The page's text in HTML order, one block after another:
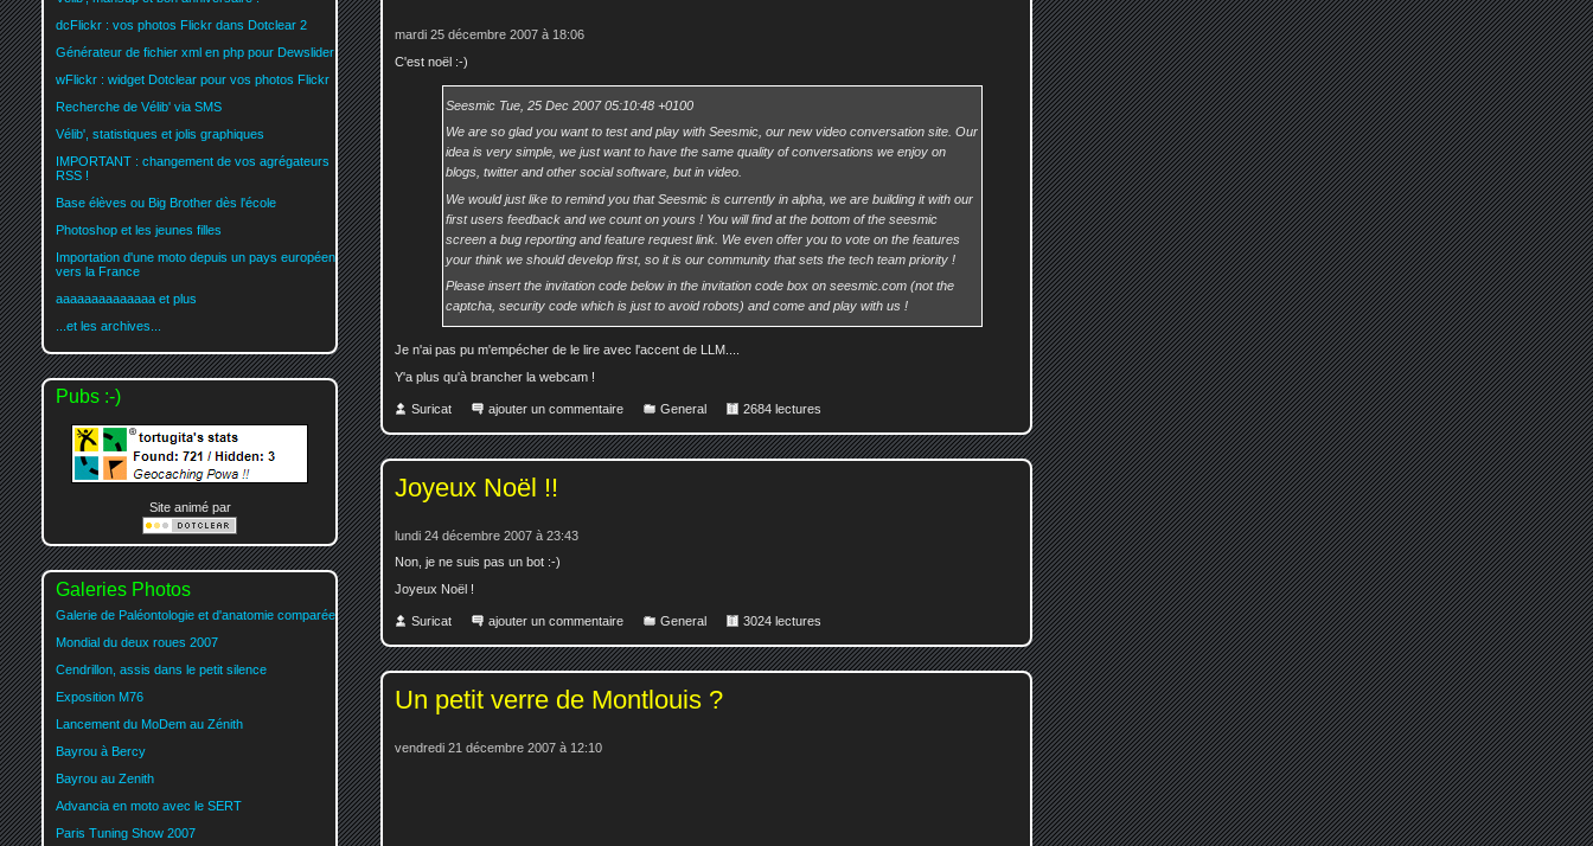
mardi 25 décembre 2007 à 18:06
C'est noël :-)
Seesmic Tue, 25 Dec 2007 05:10:48 +0100
We are so glad you want to test and play with Seesmic, our new video conversation site. Our
idea is very simple, we just want to have the same quality of conversations we enjoy on
blogs, twitter and other social software, but in video.
We would just like to remind you that Seesmic is currently in alpha, we are building it with our
first users feedback and we count on yours ! You will find at the bottom of the seesmic
screen a bug reporting and feature request link. We even offer you to vote on the features
your think we should develop first, so it is our community that sets the tech team priority !
Please insert the invitation code below in the invitation code box on seesmic.com (not the
captcha, security code which is just to avoid robots) and come and play with us !
Je n'ai pas pu m'empécher de le lire avec l'accent de LLM....
Y'a plus qu'à brancher la webcam !
Suricat ajouter un commentaire General 2684 lectures
Joyeux Noël !!
lundi 24 décembre 2007 à 23:43
Non, je ne suis pas un bot :-)
Joyeux Noël !
Suricat ajouter un commentaire General 3024 lectures
Un petit verre de Montlouis ?
vendredi 21 décembre 2007 à 12:10
dcFlickr : vos photos Flickr dans Dotclear 2
Générateur de fichier xml en php pour Dewslider
wFlickr : widget Dotclear pour vos photos Flickr
Recherche de Vélib' via SMS
Vélib', statistiques et jolis graphiques
IMPORTANT : changement de vos agrégateurs
RSS !
Base élèves ou Big Brother dès l'école
Photoshop et les jeunes filles
Importation d'une moto depuis un pays européen
vers la France
aaaaaaaaaaaaaa et plus
...et les archives...
Pubs :-)
Site animé par
Galeries Photos
Galerie de Paléontologie et d'anatomie comparée
Mondial du deux roues 2007
Cendrillon, assis dans le petit silence
Exposition M76
Lancement du MoDem au Zénith
Bayrou à Bercy
Bayrou au Zenith
Advancia en moto avec le SERT
Paris Tuning Show 2007